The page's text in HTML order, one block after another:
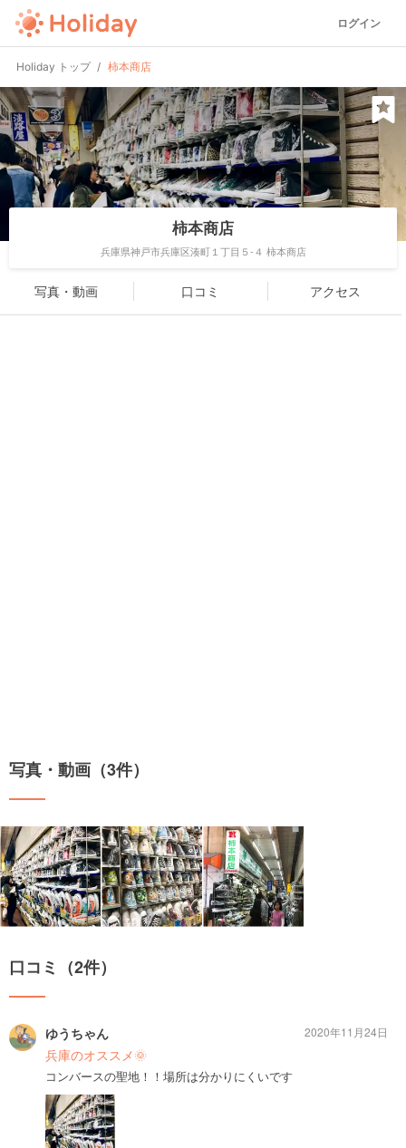
ログイン
Holiday トップ 柿本商店
柿本商店
兵庫県神戸市兵庫区湊町１丁目５-４ 柿本商店
写真・動画 口コミ アクセス
写真・動画（3件）
口コミ（2件）
ゆうちゃん
兵庫のオススメ🌞
コンバースの聖地！！場所は分かりにくいです
2020年11月24日